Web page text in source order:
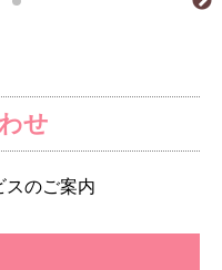
せ
スのご案内